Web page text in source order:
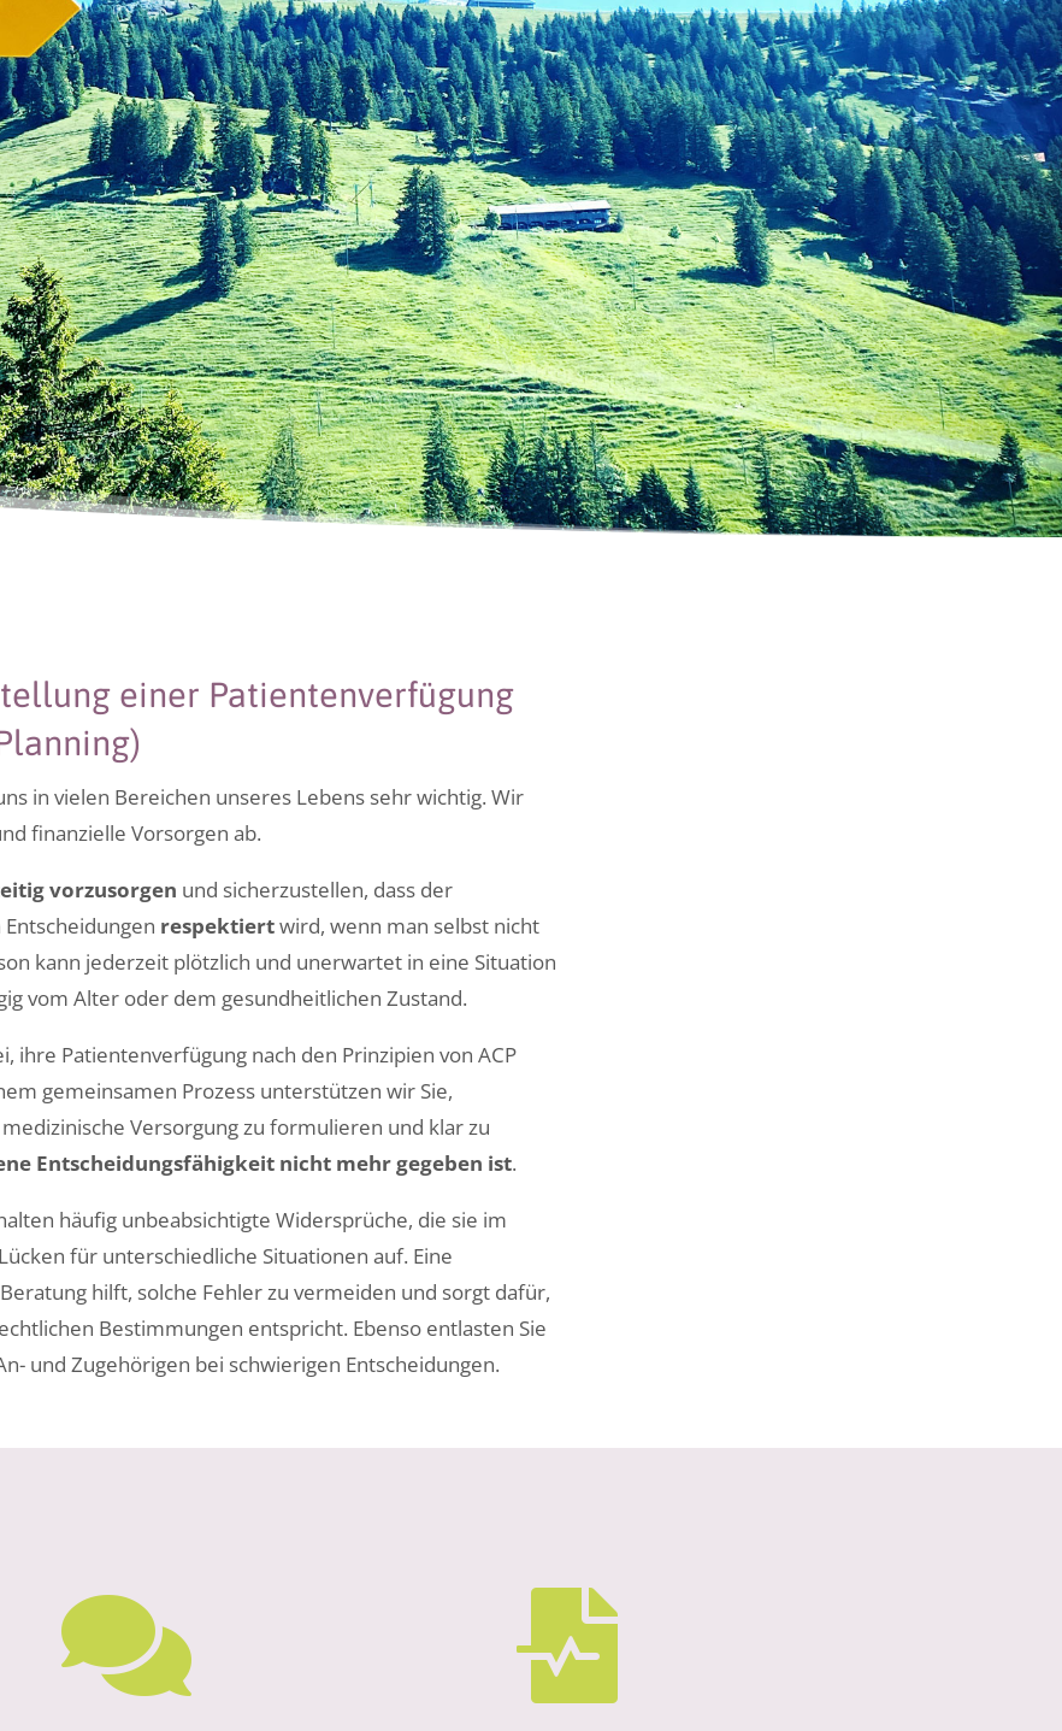
einer Patientenverfügung
in vielen Bereichen unseres Lebens sehr wichtig. Wir
finanzielle Vorsorgen ab.
vorzusorgen und sicherzustellen, dass der
respektiertwird, wenn man selbst nicht
kann jederzeit plötzlich und unerwartet in eine Situation
vom Alter oder dem gesundheitlichen Zustand.
ihre Patientenverfügung nach den Prinzipien von ACP
gemeinsamen Prozess unterstützen wir Sie,
Versorgung zu formulieren und klar zu
Entscheidungsfähigkeit nicht mehr gegeben ist.
häufig unbeabsichtigte Widersprüche, die sie im
für unterschiedliche Situationen auf. Eine
hilft, solche Fehler zu vermeiden und sorgt dafür,
Bestimmungen entspricht. Ebenso entlasten Sie
und Zugehörigen bei schwierigen Entscheidungen.
 